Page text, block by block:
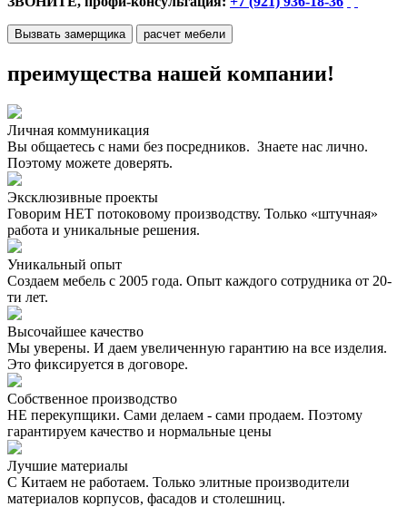
Вызвать замерщика расчет мебели
преимущества нашей компании!
Личная коммуникация
Вы общаетесь с нами без посредников. Знаете нас лично.
Поэтому можете доверять.
Эксклюзивные проекты
Говорим НЕТ потоковому производству. Только «штучная»
работа и уникальные решения.
Уникальный опыт
Создаем мебель с 2005 года. Опыт каждого сотрудника от 20-
ти лет.
Высочайшее качество
Мы уверены. И даем увеличенную гарантию на все изделия.
Это фиксируется в договоре.
Собственное производство
НЕ перекупщики. Сами делаем - сами продаем. Поэтому
гарантируем качество и нормальные цены
Лучшие материалы
С Китаем не работаем. Только элитные производители
материалов корпусов, фасадов и столешниц.